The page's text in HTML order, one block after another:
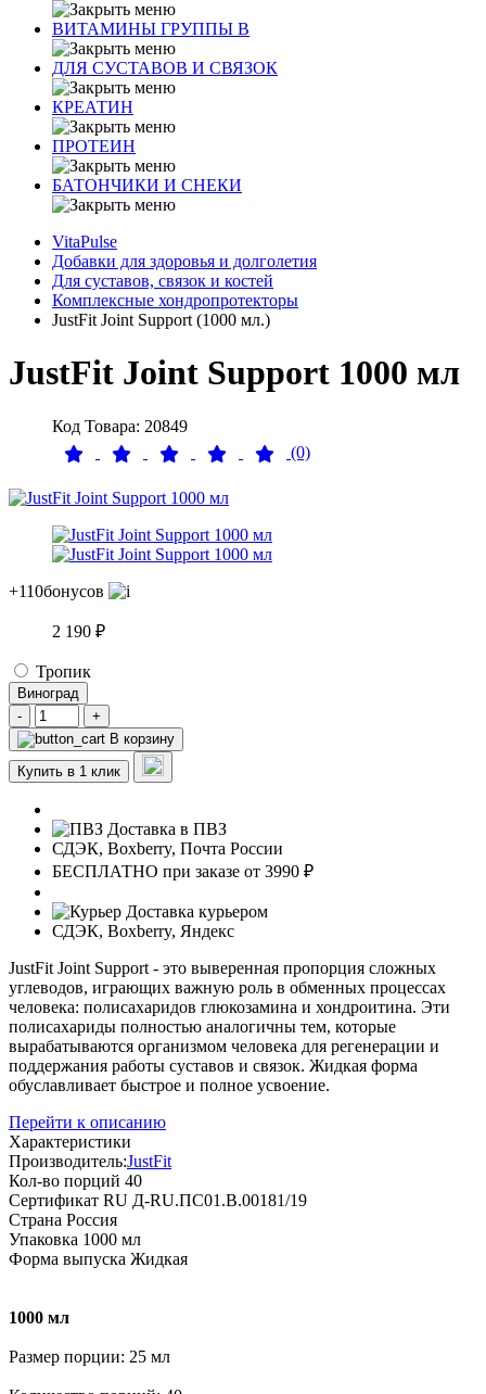
ВИТАМИНЫ ГРУППЫ В
ДЛЯ СУСТАВОВ И СВЯЗОК
КРЕАТИН
ПРОТЕИН
БАТОНЧИКИ И СНЕКИ
VitaPulse
Добавки для здоровья и долголетия
Для суставов, связок и костей
Комплексные хондропротекторы
JustFit Joint Support (1000 мл.)
JustFit Joint Support 1000 мл
Код Товара: 20849
(0)
+110бонусов
2 190 ₽
Тропик
Виноград
-
+
В корзину
Купить в 1 клик
Доставка в ПВЗ
СДЭК, Boxberry, Почта России
БЕСПЛАТНО при заказе от 3990 ₽
Доставка курьером
СДЭК, Boxberry, Яндекс
JustFit Joint Support - это выверенная пропорция сложных
углеводов, играющих важную роль в обменных процессах
человека: полисахаридов глюкозамина и хондроитина. Эти
полисахариды полностью аналогичны тем, которые
вырабатываются организмом человека для регенерации и
поддержания работы суставов и связок. Жидкая форма
обуславливает быстрое и полное усвоение.
Перейти к описанию
Характеристики
Производитель:JustFit
Кол-во порций 40
Сертификат RU Д-RU.ПС01.B.00181/19
Страна Россия
Упаковка 1000 мл
Форма выпуска Жидкая
1000 мл
Размер порции: 25 мл